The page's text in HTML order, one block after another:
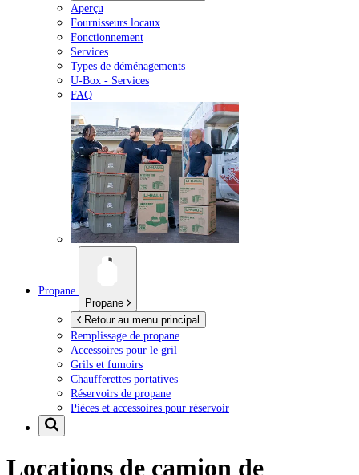
Aperçu
Fournisseurs locaux
Fonctionnement
Services
Types de déménagements
U-Box - Services
FAQ
Propane
Propane
Retour au menu principal
Remplissage de propane
Accessoires pour le gril
Grils et fumoirs
Chaufferettes portatives
Réservoirs de propane
Pièces et accessoires pour réservoir
Locations de camion de